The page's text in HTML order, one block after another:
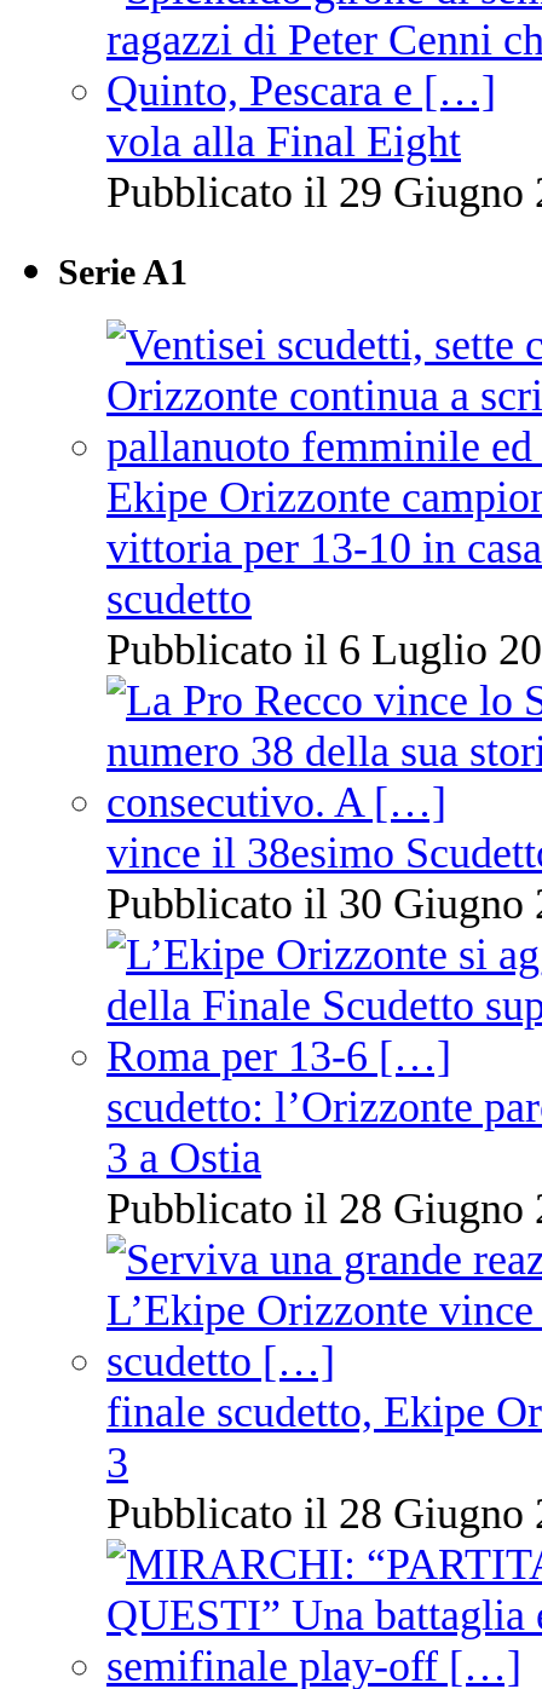
vola alla Final Eight
Pubblicato il 29 Giugno
Serie A1
Ekipe Orizzonte
vittoria per 13-10 in
scudetto
Pubblicato il 6 Luglio
vince il 38esimo
Pubblicato il 30 Giugno
scudetto: l’Orizzonte
3 a Ostia
Pubblicato il 28 Giugno
finale scudetto, Ekipe
3
Pubblicato il 28 Giugno